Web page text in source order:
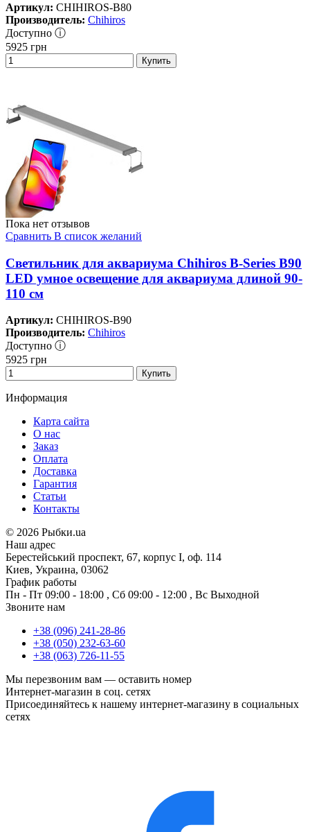
Артикул: CHIHIROS-B80
Производитель: Chihiros
Доступно ⓘ
5925 грн
Купить
Пока нет отзывов
Сравнить В список желаний
Светильник для аквариума Chihiros B-Series B90
LED умное освещение для аквариума длиной 90-
110 см
Артикул: CHIHIROS-B90
Производитель: Chihiros
Доступно ⓘ
5925 грн
Купить
Информация
Карта сайта
О нас
Заказ
Оплата
Доставка
Гарантия
Статьи
Контакты
© 2026 Рыбки.ua
Наш адрес
Берестейський проспект, 67, корпус I, оф. 114
Киев, Украина, 03062
График работы
Пн - Пт 09:00 - 18:00 , Сб 09:00 - 12:00 , Вс Выходной
Звоните нам
+38 (096) 241-28-86
+38 (050) 232-63-60
+38 (063) 726-11-55
Мы перезвоним вам — оставить номер
Интернет-магазин в соц. сетях
Присоединяйтесь к нашему интернет-магазину в социальных
сетях